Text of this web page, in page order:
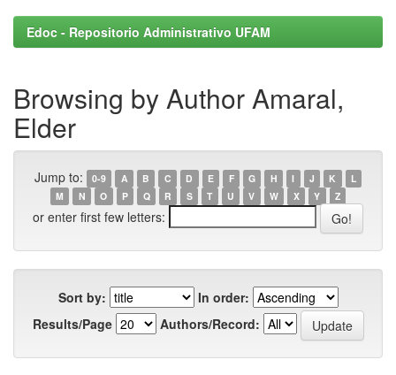
Edoc - Repositorio Administrativo UFAM
Browsing by Author Amaral,
Elder
Jump to: 0-9 A B C D E F G H I J K
L
M
N O P Q R S T U V W X Y Z
or enter first few letters:
Sort by:
In order:
Results/Page
Authors/Record: